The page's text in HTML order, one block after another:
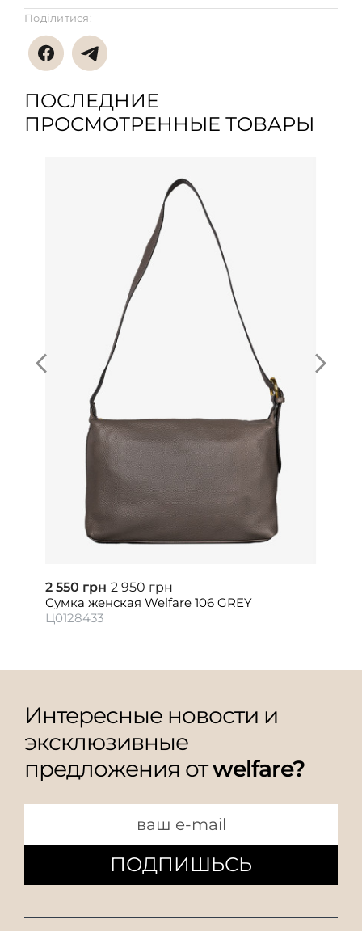
Поділитися:
ПОСЛЕДНИЕ
ПРОСМОТРЕННЫЕ ТОВАРЫ
2 550 грн 2 950 грн
Сумка женская Welfare 106 GREY
Ц0128433
Интересные новости и
эксклюзивные
предложения отwelfare?
ПОДПИШЬСЬ